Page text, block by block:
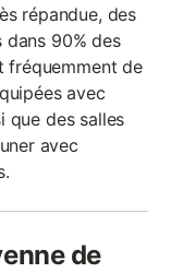
répandue, des
90% des
fréquemment de
avec
que des salles
avec
de